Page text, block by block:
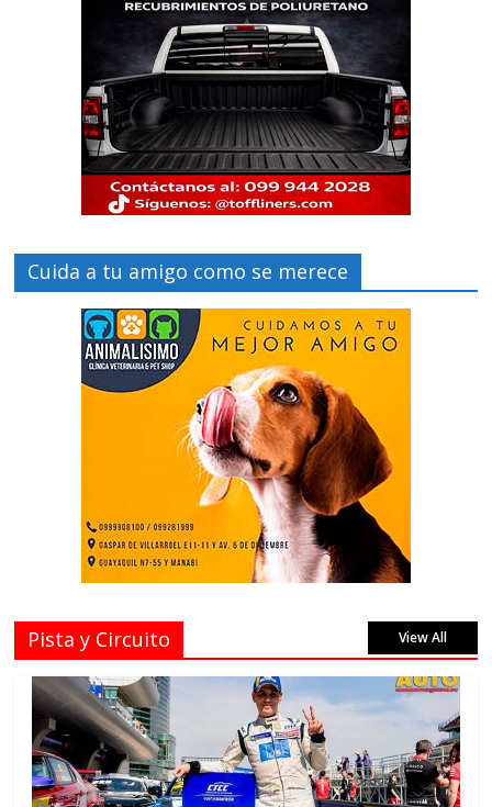
Cuida a tu amigo como se merece
Pista y Circuito View All